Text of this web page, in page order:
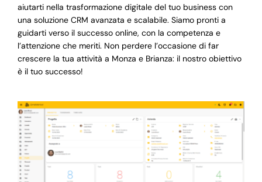
aiutarti nella trasformazione digitale del tuo business con
una soluzione CRM avanzata e scalabile. Siamo pronti a
guidarti verso il successo online, con la competenza e
l’attenzione che meriti. Non perdere l’occasione di far
crescere la tua attività a Monza e Brianza: il nostro obiettivo
è il tuo successo!